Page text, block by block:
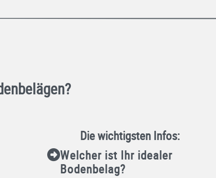
Die wichtigsten Infos:
Welcher ist Ihr idealer
Bodenbelag?